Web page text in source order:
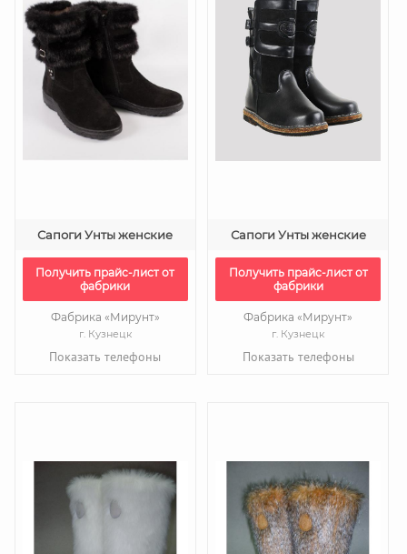
Сапоги Унты женские
Получить прайс-лист от
фабрики
Фабрика «Мирунт»
г. Кузнецк
Показать телефоны
Сапоги Унты женские
Получить прайс-лист от
фабрики
Фабрика «Мирунт»
г. Кузнецк
Показать телефоны